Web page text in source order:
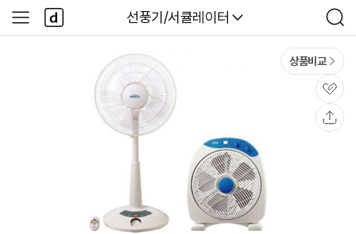
다나와
선풍기/서큘레이터
검
색
사
이
다
나
와
상품비교
관
심